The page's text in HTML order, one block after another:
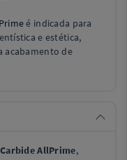
é indicada para
e estética,
acabamento de
AllPrime,